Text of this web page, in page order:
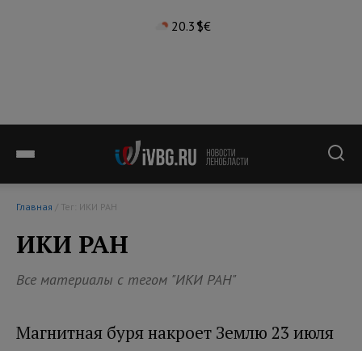
20.3°$€
Главная / Тег: ИКИ РАН
ИКИ РАН
Все материалы с тегом "ИКИ РАН"
Магнитная буря накроет Землю 23 июля